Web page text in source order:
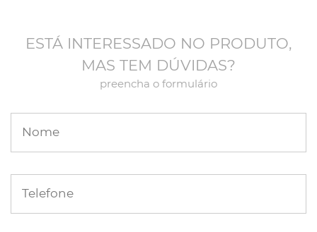
ESTÁ INTERESSADO NO PRODUTO,
MAS TEM DÚVIDAS?
preencha o formulário
Nome
Telefone